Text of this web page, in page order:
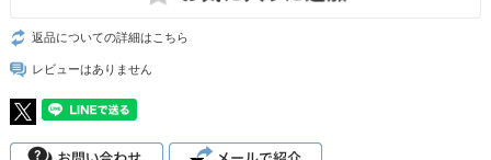
返品についての詳細はこちら
レビューはありません